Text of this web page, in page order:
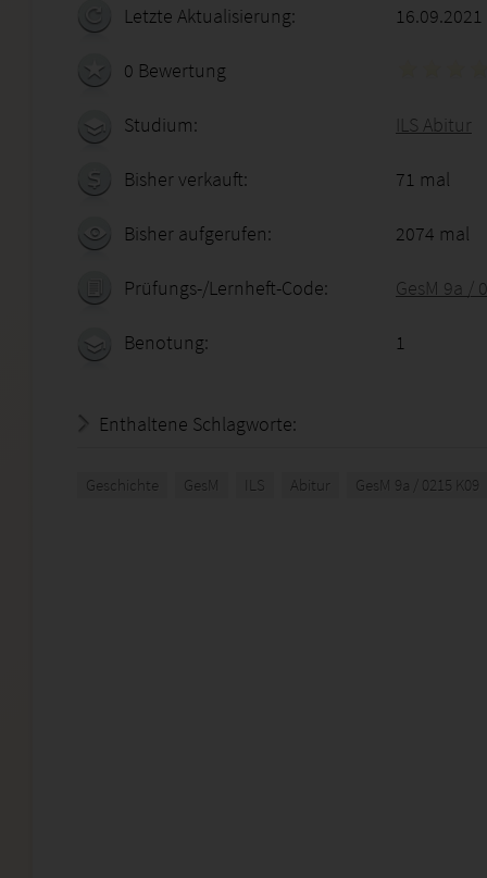
Letzte Aktualisierung: 16.09.2021
0 Bewertung
Studium: ILS Abitur
Bisher verkauft: 71 mal
Bisher aufgerufen: 2074 mal
Prüfungs-/Lernheft-Code: GesM 9a /
Benotung: 1
Enthaltene Schlagworte:
Geschichte GesM ILS Abitur GesM 9a / 0215 K09